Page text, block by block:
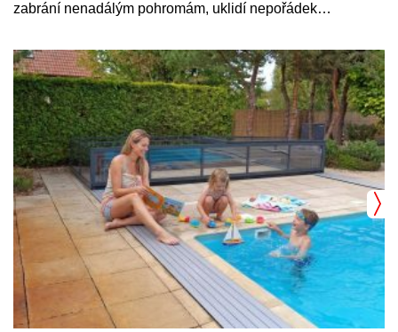
zabrání nenadálým pohromám, uklidí nepořádek…